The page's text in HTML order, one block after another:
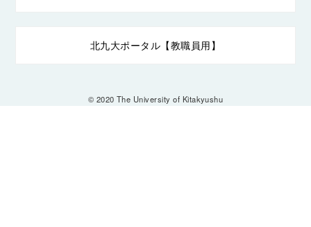
北九大ポータル【教職員用】
© 2020 The University of Kitakyushu